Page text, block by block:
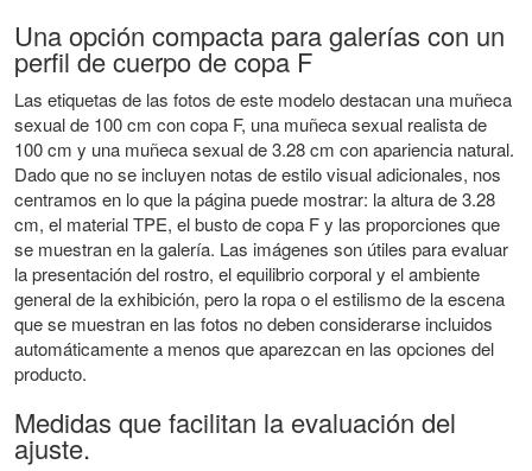
Una opción compacta para galerías con un
perfil de cuerpo de copa F
Las etiquetas de las fotos de este modelo destacan una muñeca
sexual de 100 cm con copa F, una muñeca sexual realista de
100 cm y una muñeca sexual de 3.28 cm con apariencia natural.
Dado que no se incluyen notas de estilo visual adicionales, nos
centramos en lo que la página puede mostrar: la altura de 3.28
cm, el material TPE, el busto de copa F y las proporciones que
se muestran en la galería. Las imágenes son útiles para evaluar
la presentación del rostro, el equilibrio corporal y el ambiente
general de la exhibición, pero la ropa o el estilismo de la escena
que se muestran en las fotos no deben considerarse incluidos
automáticamente a menos que aparezcan en las opciones del
producto.
Medidas que facilitan la evaluación del
ajuste.